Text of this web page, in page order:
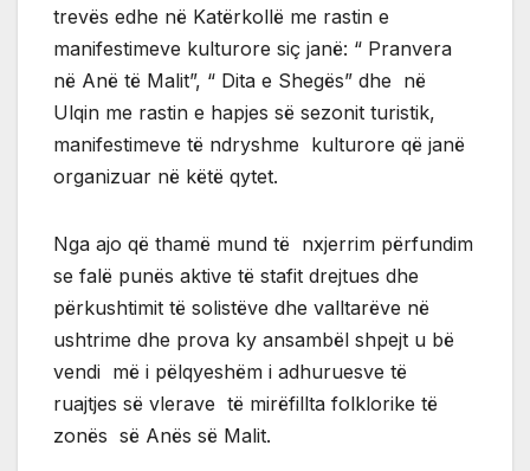
trevës edhe në Katërkollë me rastin e
manifestimeve kulturore siç janë: “ Pranvera
në Anë të Malit”, “ Dita e Shegës” dhe në
Ulqin me rastin e hapjes së sezonit turistik,
manifestimeve të ndryshme kulturore që janë
organizuar në këtë qytet.
Nga ajo që thamë mund të nxjerrim përfundim
se falë punës aktive të stafit drejtues dhe
përkushtimit të solistëve dhe valltarëve në
ushtrime dhe prova ky ansambël shpejt u bë
vendi më i pëlqyeshëm i adhuruesve të
ruajtjes së vlerave të mirëfillta folklorike të
zonës së Anës së Malit.